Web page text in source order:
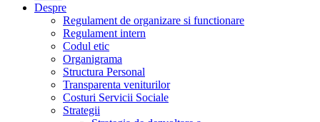
Despre
Regulament de organizare si functionare
Regulament intern
Codul etic
Organigrama
Structura Personal
Transparenta veniturilor
Costuri Servicii Sociale
Strategii